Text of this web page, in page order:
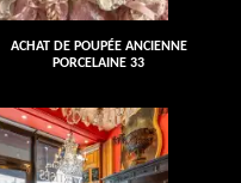
ACHAT DE POUPÉE ANCIENNE
PORCELAINE 33